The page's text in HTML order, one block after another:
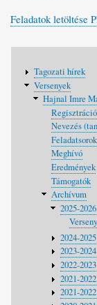
Feladatok letöltése
navigáció
Tagozati hírek
Versenyek
Hajnal Imre
Nevezés
Meghívó
Eredmények
Támogatók
Archívum
2025-2026
2024-2025
2023-2024
2022-2023
2021-
2021-